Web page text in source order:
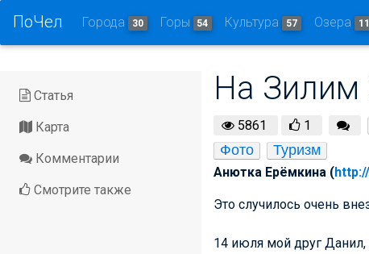
ПоЧел Города 30 Горы 54 Культура 57 Озера
Статья
Карта
Комментарии
Смотрите также
На Зилим
5861 1
Фото
Туризм
Анютка Ерёмкина (
Это случилось очень
14 июля мой друг Данил,